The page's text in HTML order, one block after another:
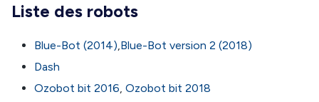
Liste des robots
Blue-Bot (2014),Blue-Bot version 2 (2018)
Dash
Ozobot bit 2016, Ozobot bit 2018